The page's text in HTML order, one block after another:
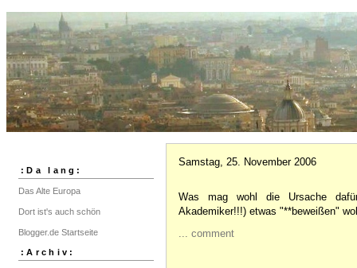
:Da lang:
Das Alte Europa
Dort ist's auch schön
Blogger.de Startseite
:Archiv:
Samstag, 25. November 2006
Was mag wohl die Ursache
Akademiker!!!) etwas "**beweißen"
... comment